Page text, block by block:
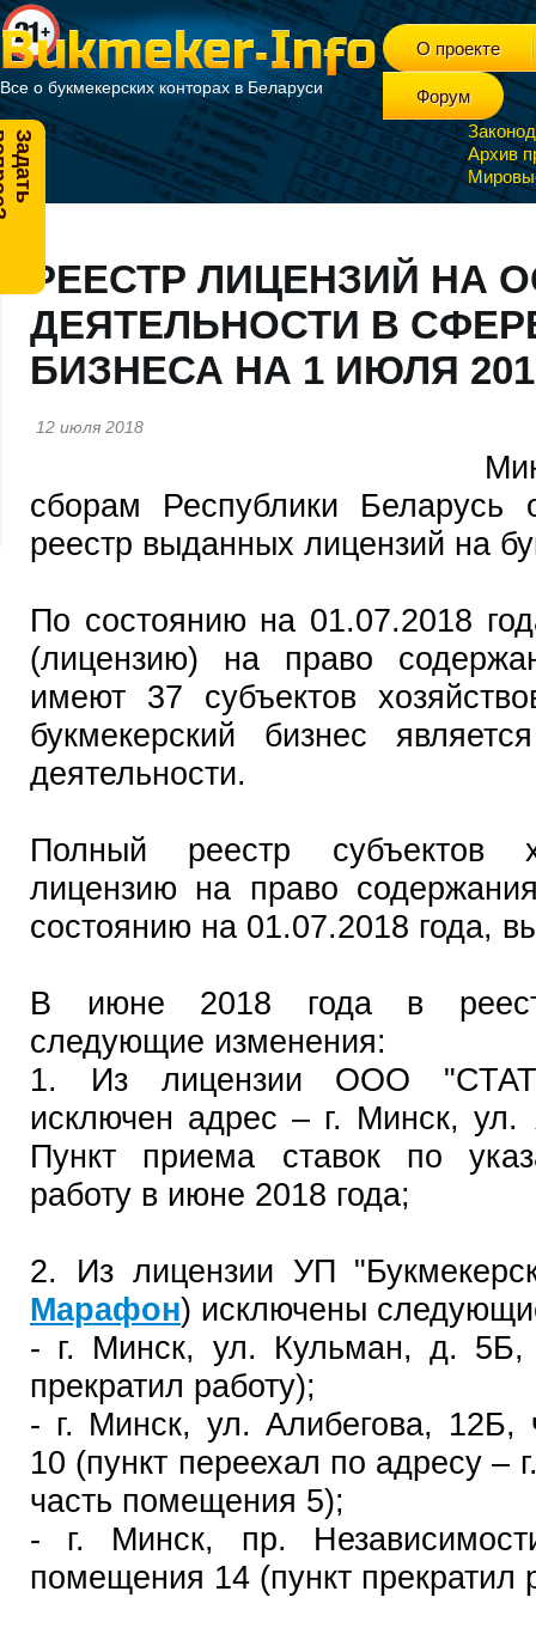
З
а
д
а
т
ь
в
о
п
р
о
с
Все о букмекерских конторах в Беларуси
О проекте
Форум
Архив
РЕЕСТР ЛИЦЕНЗИЙ НА
ДЕЯТЕЛЬНОСТИ В
БИЗНЕСА НА 1 ИЮЛЯ
12 июля 2018
сборам Республики Беларусь
реестр выданных лицензий на
По состоянию на 01.07.2018
(лицензию) на право
имеют 37 субъектов
букмекерский бизнес
деятельности.
Полный реестр субъектов
лицензию на право
состоянию на 01.07.2018 года,
В июне 2018 года в
следующие изменения:
1. Из лицензии ООО
исключен адрес – г. Минск,
Пункт приема ставок по
работу в июне 2018 года;
2. Из лицензии УП
Марафон) исключены
- г. Минск, ул. Кульман, д. 5Б,
прекратил работу);
- г. Минск, ул. Алибегова, 12Б,
10 (пункт переехал по адресу –
часть помещения 5);
- г. Минск, пр.
помещения 14 (пункт прекратил